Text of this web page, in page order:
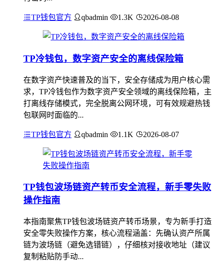
TP钱包官方 qbadmin 1.3K 2026-08-08
TP冷钱包，数字资产安全的离线保险箱
在数字资产快速普及的当下，安全存储成为用户核心需
求，TP冷钱包作为数字资产安全领域的离线保险箱，主
打离线存储模式，完全脱离公网环境，可有效规避热钱
包联网时面临的...
TP钱包官方 qbadmin 1.1K 2026-08-07
TP钱包波场链资产转币安全流程，新手零失败
操作指南
本指南聚焦TP钱包波场链资产转币场景，专为新手打造
安全零失败操作方案，核心流程涵盖：先确认资产所属
链为波场链（避免选错链），仔细核对接收地址（建议
复制粘贴防手动...